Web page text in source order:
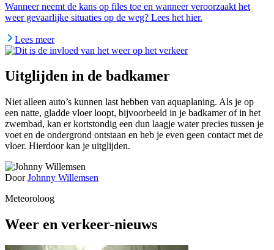
Wanneer neemt de kans op files toe en wanneer veroorzaakt het
weer gevaarlijke situaties op de weg? Lees het hier.
Lees meer
Uitglijden in de badkamer
Niet alleen auto’s kunnen last hebben van aquaplaning. Als je op
een natte, gladde vloer loopt, bijvoorbeeld in je badkamer of in het
zwembad, kan er kortstondig een dun laagje water precies tussen je
voet en de ondergrond ontstaan en heb je even geen contact met de
vloer. Hierdoor kan je uitglijden.
DoorJohnny Willemsen
Meteoroloog
Weer en verkeer-nieuws